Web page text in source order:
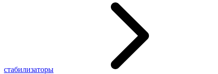
стабилизаторы